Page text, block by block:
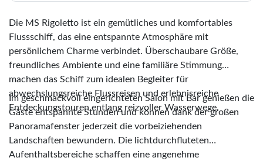
Die MS Rigoletto ist ein gemütliches und komfortables
Flussschiff, das eine entspannte Atmosphäre mit
persönlichem Charme verbindet. Überschaubare Größe,
freundliches Ambiente und eine familiäre Stimmung
machen das Schiff zum idealen Begleiter für
abwechslungsreiche Flussreisen und erlebnisreiche
Entdeckungstouren entlang reizvoller Wasserwege.
Im geschmackvoll eingerichteten Salon mit Bar genießen die
Gäste entspannte Stunden und können dank der großen
Panoramafenster jederzeit die vorbeiziehenden
Landschaften bewundern. Die lichtdurchfluteten
Aufenthaltsbereiche schaffen eine angenehme